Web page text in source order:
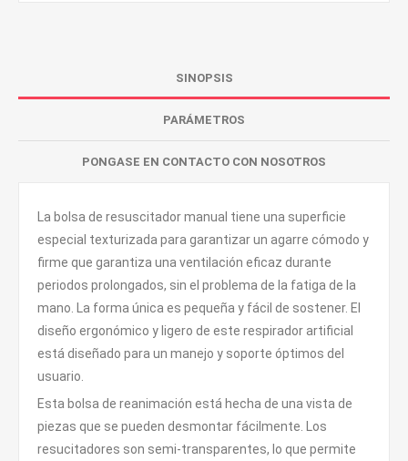
SINOPSIS
PARÁMETROS
PONGASE EN CONTACTO CON NOSOTROS
La bolsa de resuscitador manual tiene una superficie
especial texturizada para garantizar un agarre cómodo y
firme que garantiza una ventilación eficaz durante
periodos prolongados, sin el problema de la fatiga de la
mano. La forma única es pequeña y fácil de sostener. El
diseño ergonómico y ligero de este respirador artificial
está diseñado para un manejo y soporte óptimos del
usuario.
Esta bolsa de reanimación está hecha de una vista de
piezas que se pueden desmontar fácilmente. Los
resucitadores son semi-transparentes, lo que permite